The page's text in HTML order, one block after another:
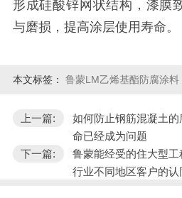
形成硅酸锌网状结构，漆膜
与磨损，提高涂层使用寿命。
本文标签： 鲁蒙LM乙烯基酯防腐涂料
上一篇:
如何防止钢筋混凝土
命已经成为问题
下一篇:
鲁蒙能经受的住大型
行业不同地区客户的认